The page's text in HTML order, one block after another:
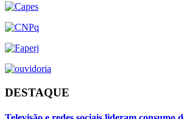
DESTAQUE